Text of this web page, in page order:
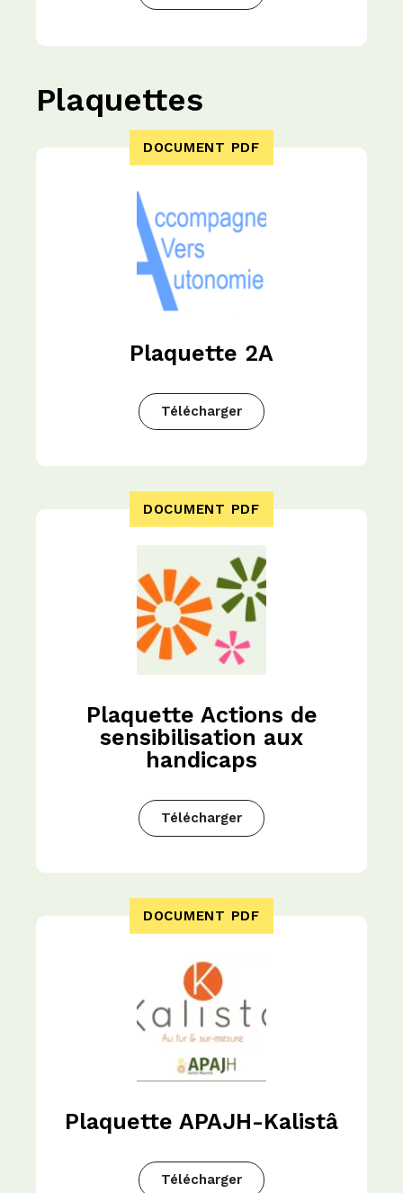
Plaquettes
Plaquette 2A
Télécharger
DOCUMENT PDF
Plaquette Actions de
sensibilisation aux
handicaps
Télécharger
DOCUMENT PDF
Plaquette APAJH-Kalistâ
Télécharger
DOCUMENT PDF